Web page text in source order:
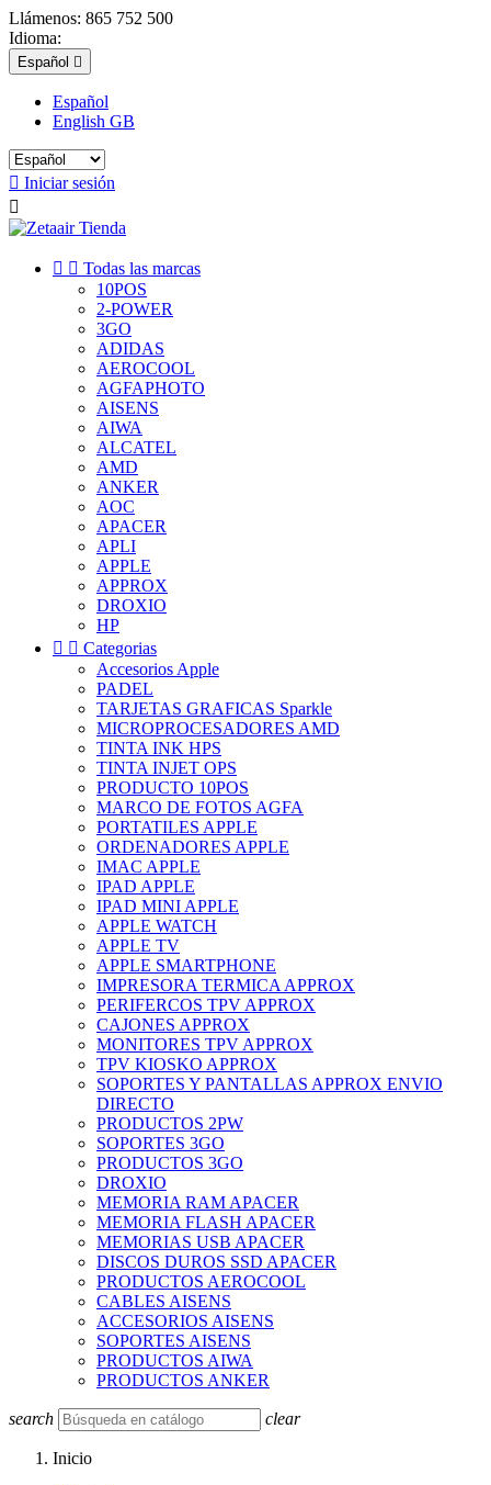
Llámenos: 865 752 500
Idioma:
Español 
Español
English GB
 Iniciar sesión

  Todas las marcas
10POS
2-POWER
3GO
ADIDAS
AEROCOOL
AGFAPHOTO
AISENS
AIWA
ALCATEL
AMD
ANKER
AOC
APACER
APLI
APPLE
APPROX
DROXIO
HP
  Categorias
Accesorios Apple
PADEL
TARJETAS GRAFICAS Sparkle
MICROPROCESADORES AMD
TINTA INK HPS
TINTA INJET OPS
PRODUCTO 10POS
MARCO DE FOTOS AGFA
PORTATILES APPLE
ORDENADORES APPLE
IMAC APPLE
IPAD APPLE
IPAD MINI APPLE
APPLE WATCH
APPLE TV
APPLE SMARTPHONE
IMPRESORA TERMICA APPROX
PERIFERCOS TPV APPROX
CAJONES APPROX
MONITORES TPV APPROX
TPV KIOSKO APPROX
SOPORTES Y PANTALLAS APPROX ENVIO
DIRECTO
PRODUCTOS 2PW
SOPORTES 3GO
PRODUCTOS 3GO
DROXIO
MEMORIA RAM APACER
MEMORIA FLASH APACER
MEMORIAS USB APACER
DISCOS DUROS SSD APACER
PRODUCTOS AEROCOOL
CABLES AISENS
ACCESORIOS AISENS
SOPORTES AISENS
PRODUCTOS AIWA
PRODUCTOS ANKER
search clear
Inicio